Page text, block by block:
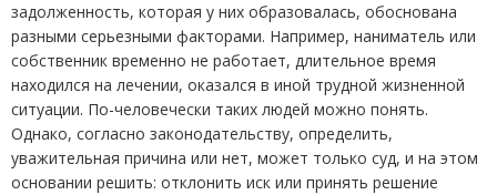
задолженность, которая у них образовалась, обоснована
разными серьезными факторами. Например, наниматель или
собственник временно не работает, длительное время
находился на лечении, оказался в иной трудной жизненной
ситуации. По-человечески таких людей можно понять.
Однако, согласно законодательству, определить,
уважительная причина или нет, может только суд, и на этом
основании решить: отклонить иск или принять решение